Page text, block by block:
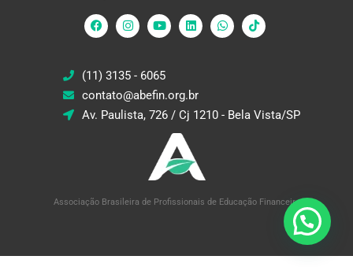
(11) 3135 - 6065
contato@abefin.org.br
Av. Paulista, 726 / Cj 1210 - Bela Vista/SP
Associação Brasileira de Profissionais de Educação Financeira